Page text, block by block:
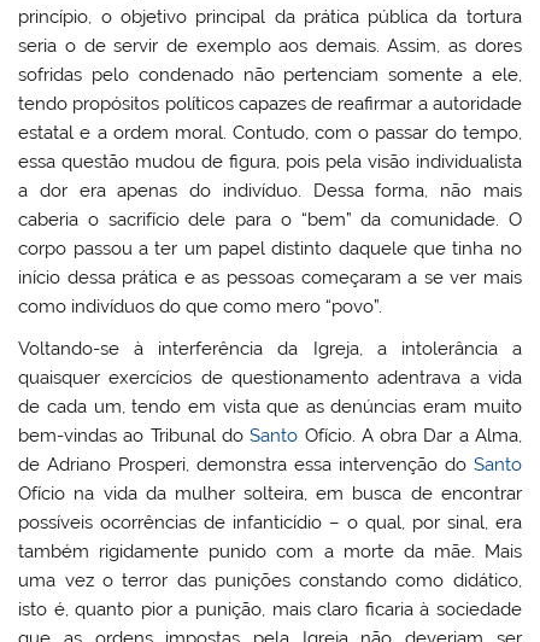
princípio, o objetivo principal da prática pública da tortura
seria o de servir de exemplo aos demais. Assim, as dores
sofridas pelo condenado não pertenciam somente a ele,
tendo propósitos políticos capazes de reafirmar a autoridade
estatal e a ordem moral. Contudo, com o passar do tempo,
essa questão mudou de figura, pois pela visão individualista
a dor era apenas do indivíduo. Dessa forma, não mais
caberia o sacrifício dele para o “bem” da comunidade. O
corpo passou a ter um papel distinto daquele que tinha no
início dessa prática e as pessoas começaram a se ver mais
como indivíduos do que como mero “povo”.
Voltando-se à interferência da Igreja, a intolerância a
quaisquer exercícios de questionamento adentrava a vida
de cada um, tendo em vista que as denúncias eram muito
bem-vindas ao Tribunal doSanto Ofício. A obra Dar a Alma,
de Adriano Prosperi, demonstra essa intervenção do Santo
Ofício na vida da mulher solteira, em busca de encontrar
possíveis ocorrências de infanticídio – o qual, por sinal, era
também rigidamente punido com a morte da mãe. Mais
uma vez o terror das punições constando como didático,
isto é, quanto pior a punição, mais claro ficaria à sociedade